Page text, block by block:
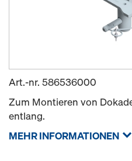
Art.-nr. 586536000
Zum Montieren von
entlang.
MEHR INFORMATIONEN